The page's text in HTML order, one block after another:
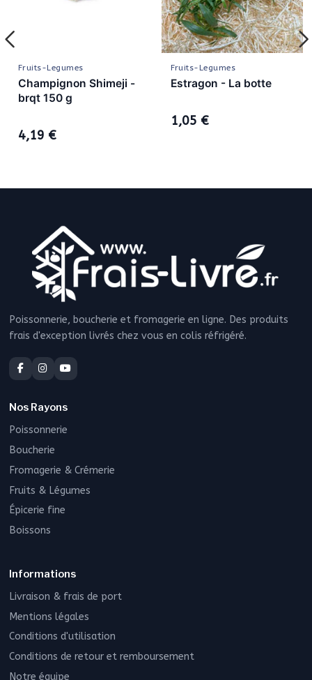
Fruits-Legumes
Champignon Shimeji -
brqt 150 g
4,19 €
Fruits-Legumes
Estragon - La botte
1,05 €
Poissonnerie, boucherie et fromagerie en ligne. Des produits
frais d'exception livrés chez vous en colis réfrigéré.
Nos Rayons
Poissonnerie
Boucherie
Fromagerie & Crémerie
Fruits & Légumes
Épicerie fine
Boissons
Informations
Livraison & frais de port
Mentions légales
Conditions d'utilisation
Conditions de retour et remboursement
Notre équipe